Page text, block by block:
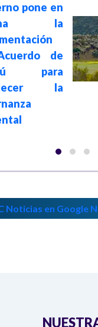
pone en
la
de
para
la
Noticias en Google